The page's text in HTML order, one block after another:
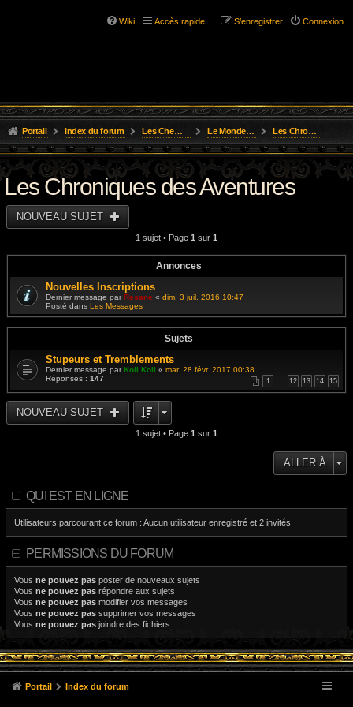
Wiki Accès rapide Connexion
S’enregistrer
Portail Index du forum Les Chemins de L'Aventure Le Monde D'Osgild Les Chroniques des Aventures
Les Chroniques des Aventures
NOUVEAU SUJET
1 sujet • Page 1 sur 1
Annonces
Nouvelles Inscriptions
Dernier message parResane « dim. 3 juil. 2016 10:47
Posté dans Les Messages
Sujets
Stupeurs et Tremblements
Dernier message parKoll Koll « mar. 28 févr. 2017 00:38
Réponses : 147 1 … 12 13 14 15
NOUVEAU SUJET
1 sujet • Page 1 sur 1
ALLER À
QUI EST EN LIGNE
Utilisateurs parcourant ce forum : Aucun utilisateur enregistré et 2 invités
PERMISSIONS DU FORUM
Vous ne pouvez pas poster de nouveaux sujets
Vous ne pouvez pas répondre aux sujets
Vous ne pouvez pas modifier vos messages
Vous ne pouvez pas supprimer vos messages
Vous ne pouvez pas joindre des fichiers
Portail Index du forum